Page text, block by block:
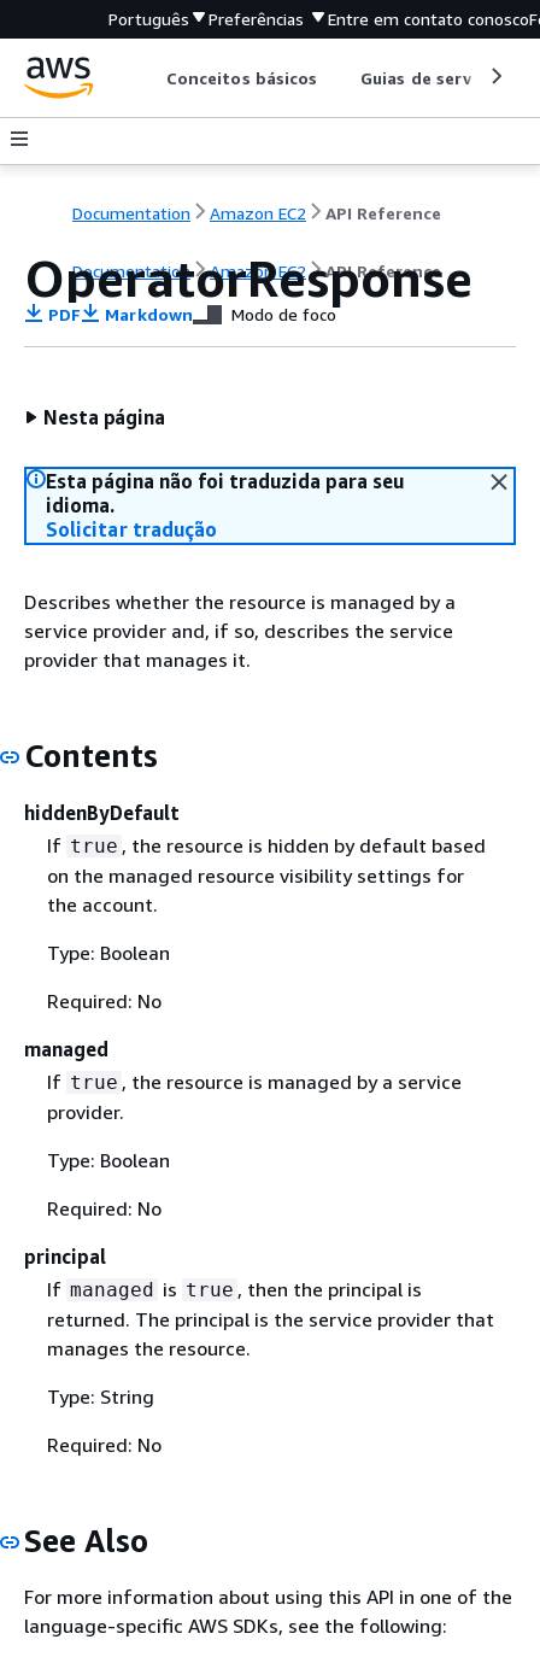
Português Preferências Entre em contato conosco
Conceitos básicos Guias de serviço
Documentation Amazon EC2 API Reference
Documentation Amazon EC2 API Reference
OperatorResponse
PDF Markdown Modo de foco
Nesta página
Esta página não foi traduzida para seu
idioma.
Solicitar tradução
Describes whether the resource is managed by a
service provider and, if so, describes the service
provider that manages it.
Contents
hiddenByDefault
If true , the resource is hidden by default based
on the managed resource visibility settings for
the account.
Type: Boolean
Required: No
managed
If true , the resource is managed by a service
provider.
Type: Boolean
Required: No
principal
If managed is true , then the principal is
returned. The principal is the service provider that
manages the resource.
Type: String
Required: No
See Also
For more information about using this API in one of the
language-specific AWS SDKs, see the following: